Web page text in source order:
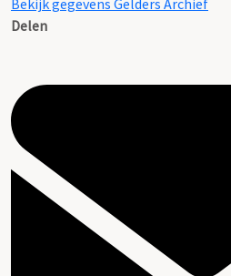
Bekijk gegevens Gelders Archief
Delen